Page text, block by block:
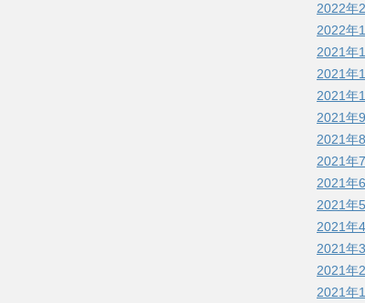
2022年
2022年
2021年
2021年
2021年
2021年
2021年
2021年
2021年
2021年
2021年
2021年
2021年
2021年